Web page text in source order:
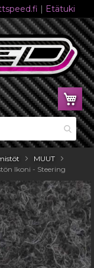
| Etätuki
MUUT
Ikoni - Steering